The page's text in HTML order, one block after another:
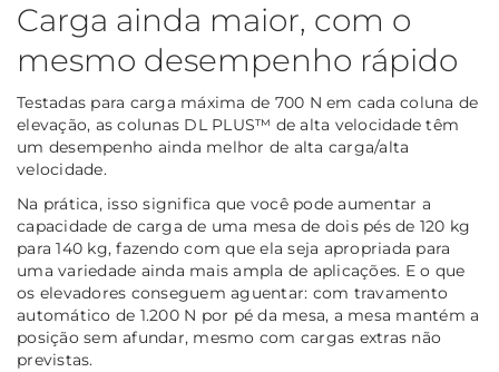
Carga ainda maior, com o
mesmo desempenho rápido
Testadas para carga máxima de 700 N em cada coluna de
elevação, as colunas DL PLUS™ de alta velocidade têm
um desempenho ainda melhor de alta carga/alta
velocidade.
Na prática, isso significa que você pode aumentar a
capacidade de carga de uma mesa de dois pés de 120 kg
para 140 kg, fazendo com que ela seja apropriada para
uma variedade ainda mais ampla de aplicações. E o que
os elevadores conseguem aguentar: com travamento
automático de 1.200 N por pé da mesa, a mesa mantém a
posição sem afundar, mesmo com cargas extras não
previstas.